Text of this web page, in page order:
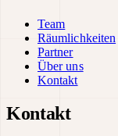
Team
Räumlichkeiten
Partner
Über uns
Kontakt
Kontakt